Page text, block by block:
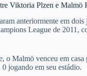
Viktoria Plzen e Malmö
anteriormente em dois
League de 2011,
o Malmö venceu em
jogando em seu estádio.